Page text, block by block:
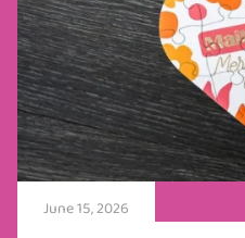
June 15, 2026